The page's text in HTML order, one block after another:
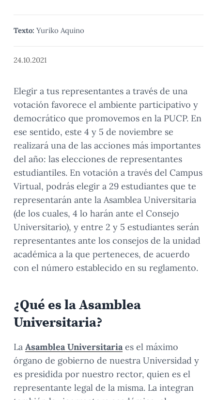
Texto: Yuriko Aquino
24.10.2021
Elegir a tus representantes a través de una
votación favorece el ambiente participativo y
democrático que promovemos en la PUCP. En
ese sentido, este 4 y 5 de noviembre se
realizará una de las acciones más importantes
del año: las elecciones de representantes
estudiantiles. En votación a través del Campus
Virtual, podrás elegir a 29 estudiantes que te
representarán ante la Asamblea Universitaria
(de los cuales, 4 lo harán ante el Consejo
Universitario), y entre 2 y 5 estudiantes serán
representantes ante los consejos de la unidad
académica a la que perteneces, de acuerdo
con el número establecido en su reglamento.
¿Qué es la Asamblea
Universitaria?
La Asamblea Universitariaes el máximo
órgano de gobierno de nuestra Universidad y
es presidida por nuestro rector, quien es el
representante legal de la misma. La integran